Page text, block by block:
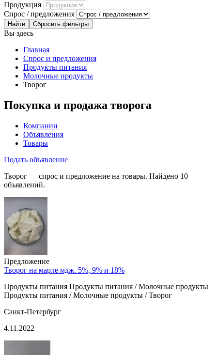
Продукция
Спрос / предложения
Сбросить фильтры
Вы здесь
Главная
Спрос и предложения
Продукты питания
Молочные продукты
Творог
Покупка и продажа творога
Компании
Объявления
Товары
Подать объявление
Творог — спрос и предложение на товары. Найдено 10
объявлений.
Предложение
Творог на марле мдж. 5%, 9% и 18%
Продукты питания Продукты питания / Молочные продукты
Продукты питания / Молочные продукты / Творог
Санкт-Петербург
4.11.2022